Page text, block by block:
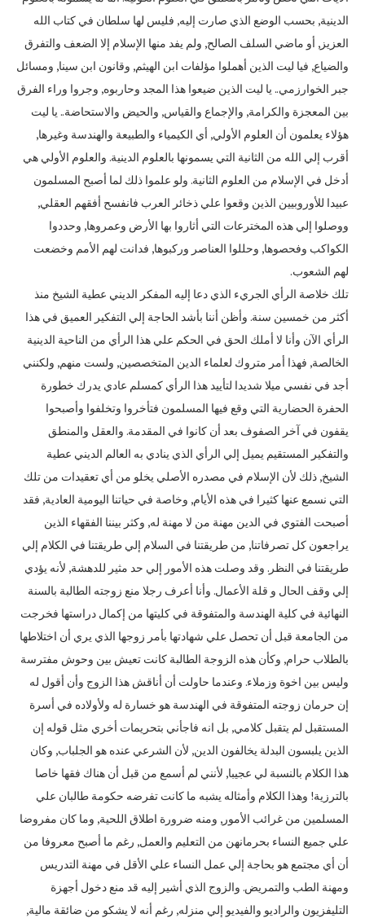
الدينية‏,‏ بحسب الوضع الذي صارت إليه‏,‏ فليس لها سلطان في كتاب الله
العزيز‏,‏ أو ماضي السلف الصالح‏,‏ ولم يفد منها الإسلام إلا الضعف والتفرق
والضياع‏,‏ فيا ليت الذين أهملوا مؤلفات ابن الهيثم‏,‏ وقانون ابن سينا‏,‏ ومسائل
جبر الخوارزمي‏..‏ يا ليت الذين ضيعوا هذا المجد وحاربوه‏,‏ وجروا وراء الفرق
بين المعجزة والكرامة‏,‏ والإجماع والقياس‏,‏ والحيض والاستحاضة‏..‏ يا ليت
هؤلاء يعلمون أن العلوم الأولي‏,‏ أي الكيمياء والطبيعة والهندسة وغيرها‏,‏
أقرب إلي الله من الثانية التي يسمونها بالعلوم الدينية‏.‏ والعلوم الأولي هي
أدخل في الإسلام من العلوم الثانية‏.‏ ولو علموا ذلك لما أصبح المسلمون
عبيدا للأوروبيين الذين وقعوا علي ذخائر العرب فانفسح أفقهم العقلي‏,‏
ووصلوا إلي هذه المخترعات التي أثاروا بها الأرض وعمروها‏,‏ وحددوا
الكواكب وفحصوها‏,‏ وحللوا العناصر وركبوها‏,‏ فدانت لهم الأمم وخضعت
لهم الشعوب‏.‏
تلك خلاصة الرأي الجريء الذي دعا إليه المفكر الديني عطية الشيخ منذ
أكثر من خمسين سنة‏.‏ وأظن أننا بأشد الحاجة إلي التفكير العميق في هذا
الرأي الآن وأنا لا أملك الحق في الحكم علي هذا الرأي من الناحية الدينية
الخالصة‏,‏ فهذا أمر متروك لعلماء الدين المتخصصين‏,‏ ولست منهم‏,‏ ولكنني
أجد في نفسي ميلا شديدا لتأييد هذا الرأي كمسلم عادي يدرك خطورة
الحفرة الحضارية التي وقع فيها المسلمون فتأخروا وتخلفوا وأصبحوا
يقفون في آخر الصفوف بعد أن كانوا في المقدمة‏.‏ والعقل والمنطق
والتفكير المستقيم يميل إلي الرأي الذي ينادي به العالم الديني عطية
الشيخ‏,‏ ذلك لأن الإسلام في مصدره الأصلي يخلو من أي تعقيدات من تلك
التي نسمع عنها كثيرا في هذه الأيام‏,‏ وخاصة في حياتنا اليومية العادية‏,‏ فقد
أصبحت الفتوي في الدين مهنة من لا مهنة له‏,‏ وكثر بيننا الفقهاء الذين
يراجعون كل تصرفاتنا‏,‏ من طريقتنا في السلام إلي طريقتنا في الكلام إلي
طريقتنا في النظر‏.‏ وقد وصلت هذه الأمور إلي حد مثير للدهشة‏,‏ لأنه يؤدي
إلي وقف الحال و قلة الأعمال‏.‏ وأنا أعرف رجلا منع زوجته الطالبة بالسنة
النهائية في كلية الهندسة والمتفوقة في كليتها من إكمال دراستها فخرجت
من الجامعة قبل أن تحصل علي شهادتها بأمر زوجها الذي يري أن اختلاطها
بالطلاب حرام‏,‏ وكأن هذه الزوجة الطالبة كانت تعيش بين وحوش مفترسة
وليس بين اخوة وزملاء‏.‏ وعندما حاولت أن أناقش هذا الزوج وأن أقول له
إن حرمان زوجته المتفوقة في الهندسة هو خسارة له ولأولاده في أسرة
المستقبل لم يتقبل كلامي‏,‏ بل انه فاجأني بتحريمات أخري مثل قوله إن
الذين يلبسون البدلة يخالفون الدين‏,‏ لأن الشرعي عنده هو الجلباب‏,‏ وكان
هذا الكلام بالنسبة لي عجيبا‏,‏ لأنني لم أسمع من قبل أن هناك فقها خاصا
بالترزية‏!‏ وهذا الكلام وأمثاله يشبه ما كانت تفرضه حكومة طالبان علي
المسلمين من غرائب الأمور‏,‏ ومنه ضرورة اطلاق اللحية‏,‏ وما كان مفروضا
علي جميع النساء بحرمانهن من التعليم والعمل‏,‏ رغم ما أصبح معروفا من
أن أي مجتمع هو بحاجة إلي عمل النساء علي الأقل في مهنة التدريس
ومهنة الطب والتمريض‏.‏ والزوج الذي أشير إليه قد منع دخول أجهزة
التليفزيون والراديو والفيديو إلي منزله‏,‏ رغم أنه لا يشكو من ضائقة مالية‏,‏